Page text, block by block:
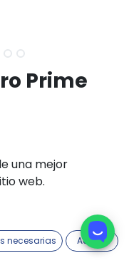
Prime
una mejor
web.
necesarias Acepto